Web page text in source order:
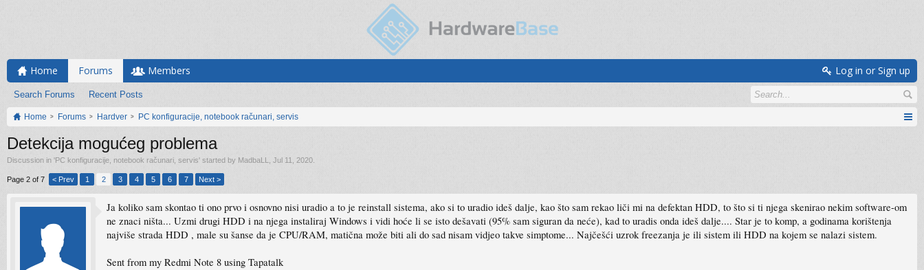
Home Forums
Search Forums Recent Posts
Members Log in or Sign up
Home Forums Hardver PC konfiguracije, notebook računari, servis
Detekcija mogućeg problema
Discussion in 'PC konfiguracije, notebook računari, servis' started by MadbaLL Jul 11, 2020
Page 2 of 7 < Prev 1 2 3 4 5 6 7 Next >
Ja koliko sam skontao ti ono prvo i osnovno nisi uradio a to je reinstall sistema, ako si to uradio ideš dalje, kao što sam rekao liči mi na defektan HDD, to što si ti njega skenirao nekim software-om
ne znaci ništa... Uzmi drugi HDD i na njega instaliraj Windows i vidi hoće li se isto dešavati (95% sam siguran da neće), kad to uradis onda ideš dalje.... Star je to komp, a godinama korištenja
najviše strada HDD , male su šanse da je CPU/RAM, matična može biti ali do sad nisam vidjeo takve simptome... Najčešći uzrok freezanja je ili sistem ili HDD na kojem se nalazi sistem.
Sent from my Redmi Note 8 using Tapatalk